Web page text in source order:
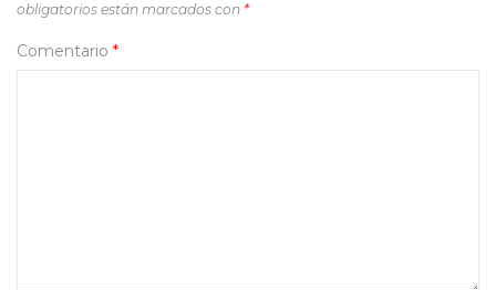
obligatorios están marcados con *
Comentario *